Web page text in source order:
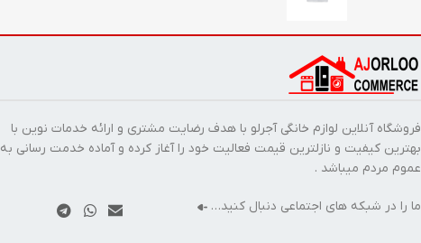
فروشگاه آنلاین لوازم خانگی آجرلو با هدف رضایت مشتری و ارائه خدمات نوین با
بهترین کیفیت و نازلترین قیمت فعالیت خود را آغاز کرده و آماده خدمت رسانی به
عموم مردم میباشد .
ما را در شبکه های اجتماعی دنبال کنید…